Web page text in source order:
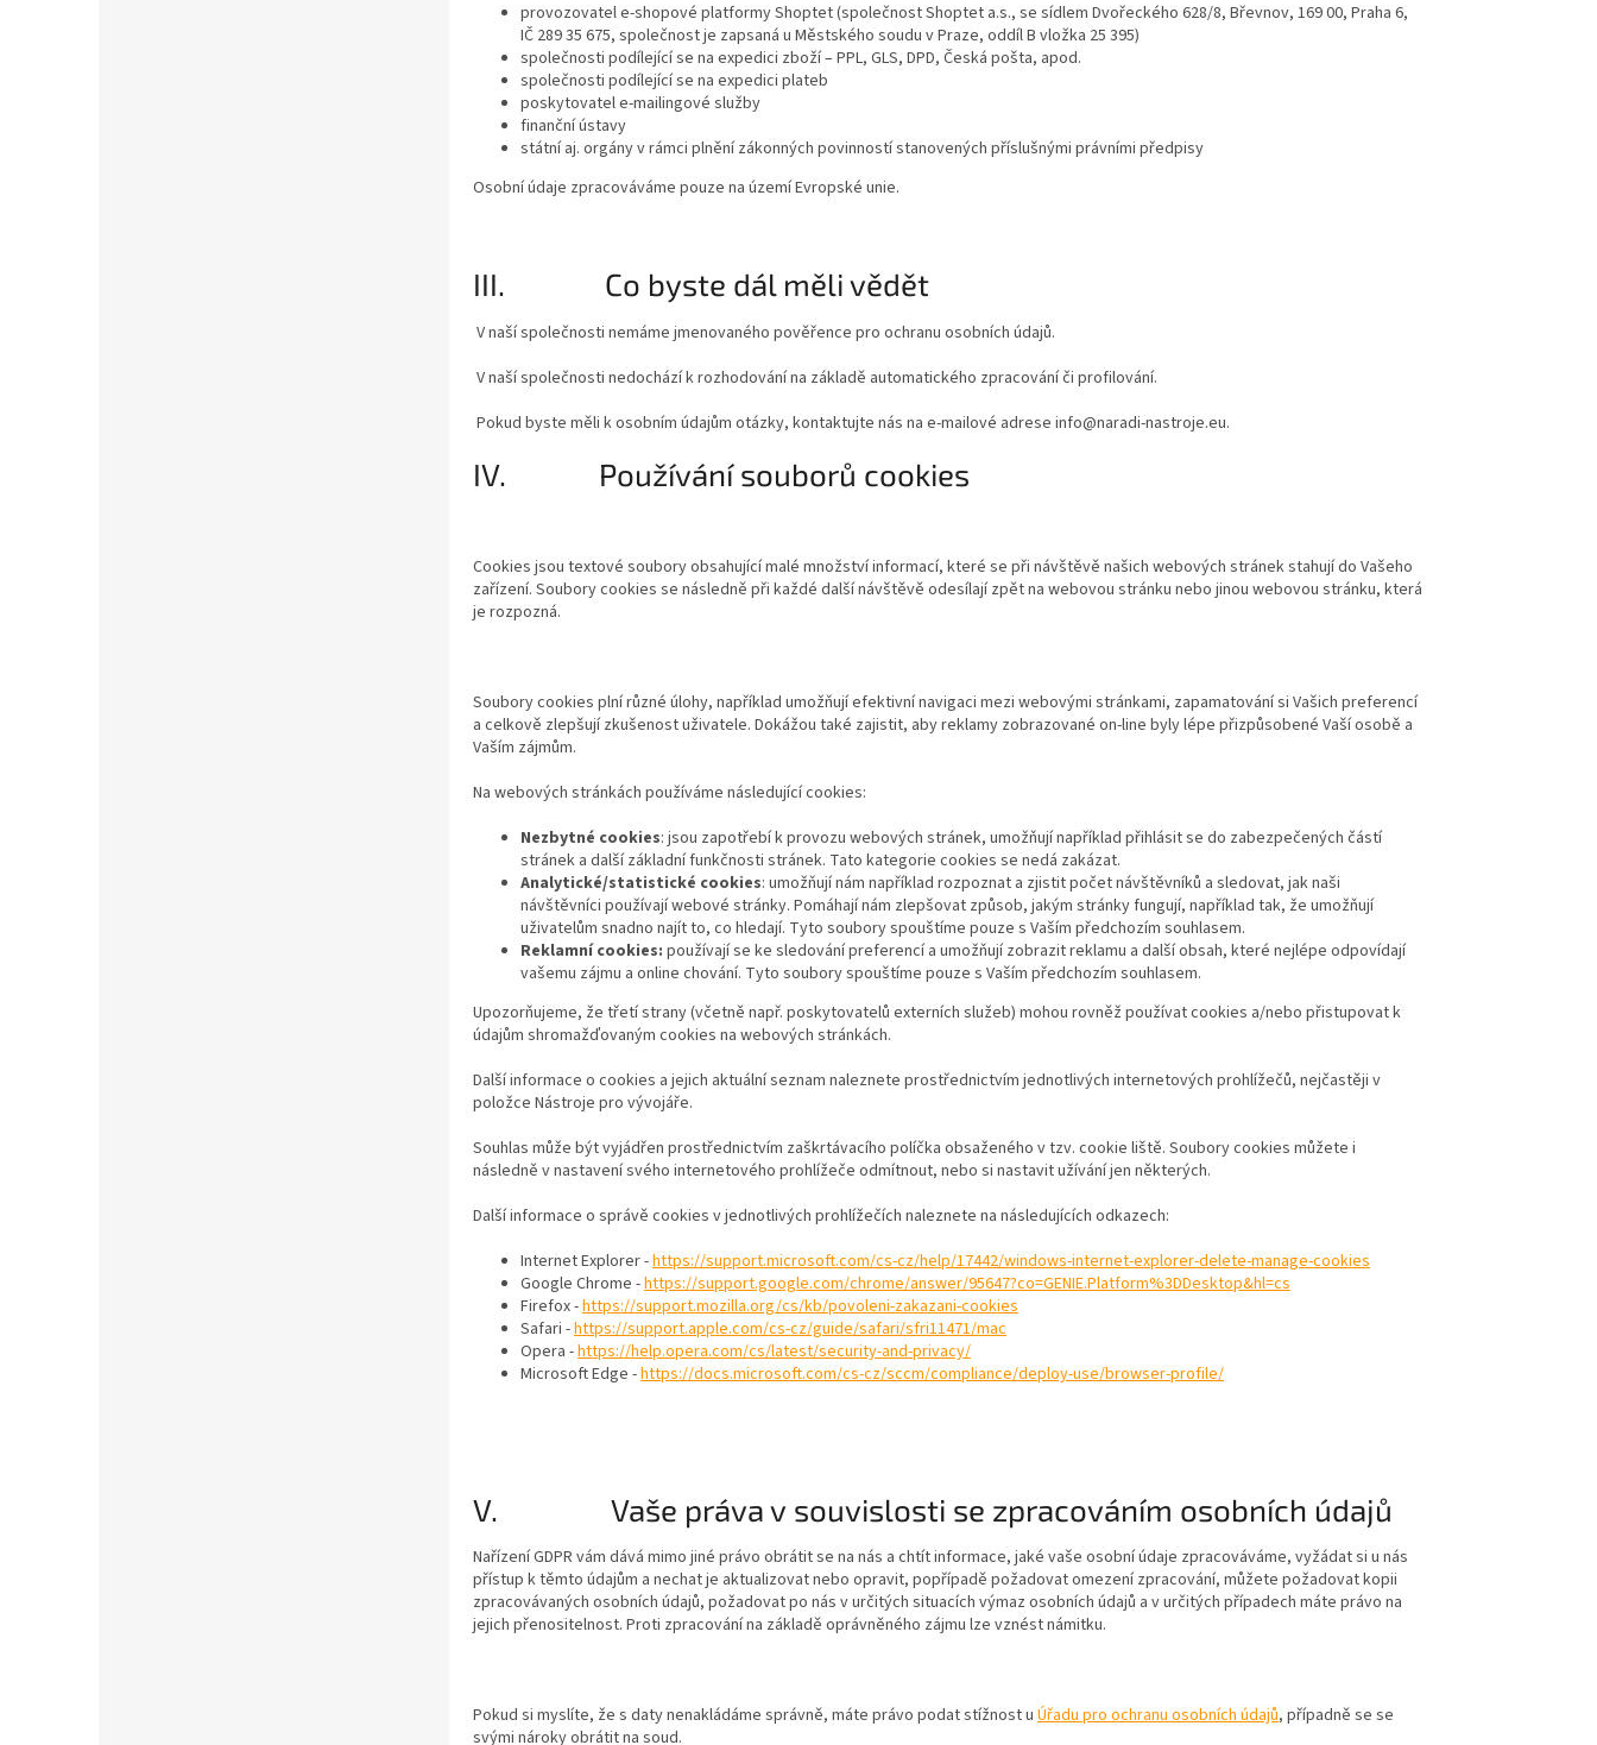
provozovatel e-shopové platformy Shoptet (společnost Shoptet a.s., se sídlem Dvořeckého 628/8, Břevnov, 169 00, Praha 6,
IČ 289 35 675, společnost je zapsaná u Městského soudu v Praze, oddíl B vložka 25 395)
společnosti podílející se na expedici zboží – PPL, GLS, DPD, Česká pošta, apod.
společnosti podílející se na expedici plateb
poskytovatel e-mailingové služby
finanční ústavy
státní aj. orgány v rámci plnění zákonných povinností stanovených příslušnými právními předpisy
Osobní údaje zpracováváme pouze na území Evropské unie.
III. Co byste dál měli vědět
V naší společnosti nemáme jmenovaného pověřence pro ochranu osobních údajů.
V naší společnosti nedochází k rozhodování na základě automatického zpracování či profilování.
Pokud byste měli k osobním údajům otázky, kontaktujte nás na e-mailové adrese info@naradi-nastroje.eu.
IV. Používání souborů cookies
Cookies jsou textové soubory obsahující malé množství informací, které se při návštěvě našich webových stránek stahují do Vašeho
zařízení. Soubory cookies se následně při každé další návštěvě odesílají zpět na webovou stránku nebo jinou webovou stránku, která
je rozpozná.
Soubory cookies plní různé úlohy, například umožňují efektivní navigaci mezi webovými stránkami, zapamatování si Vašich preferencí
a celkově zlepšují zkušenost uživatele. Dokážou také zajistit, aby reklamy zobrazované on-line byly lépe přizpůsobené Vaší osobě a
Vaším zájmům.
Na webových stránkách používáme následující cookies:
Nezbytné cookies: jsou zapotřebí k provozu webových stránek, umožňují například přihlásit se do zabezpečených částí
stránek a další základní funkčnosti stránek. Tato kategorie cookies se nedá zakázat.
Analytické/statistické cookies: umožňují nám například rozpoznat a zjistit počet návštěvníků a sledovat, jak naši
návštěvníci používají webové stránky. Pomáhají nám zlepšovat způsob, jakým stránky fungují, například tak, že umožňují
uživatelům snadno najít to, co hledají. Tyto soubory spouštíme pouze s Vaším předchozím souhlasem.
Reklamní cookies: používají se ke sledování preferencí a umožňují zobrazit reklamu a další obsah, které nejlépe odpovídají
vašemu zájmu a online chování. Tyto soubory spouštíme pouze s Vaším předchozím souhlasem.
Upozorňujeme, že třetí strany (včetně např. poskytovatelů externích služeb) mohou rovněž používat cookies a/nebo přistupovat k
údajům shromažďovaným cookies na webových stránkách.
Další informace o cookies a jejich aktuální seznam naleznete prostřednictvím jednotlivých internetových prohlížečů, nejčastěji v
položce Nástroje pro vývojáře.
Souhlas může být vyjádřen prostřednictvím zaškrtávacího políčka obsaženého v tzv. cookie liště. Soubory cookies můžete i
následně v nastavení svého internetového prohlížeče odmítnout, nebo si nastavit užívání jen některých.
Další informace o správě cookies v jednotlivých prohlížečích naleznete na následujících odkazech:
Internet Explorer -https://support.microsoft.com/cs-cz/help/17442/windows-internet-explorer-delete-manage-cookies
Google Chrome -https://support.google.com/chrome/answer/95647?co=GENIE.Platform%3DDesktop&hl=cs
Firefox -https://support.mozilla.org/cs/kb/povoleni-zakazani-cookies
Safari -https://support.apple.com/cs-cz/guide/safari/sfri11471/mac
Opera -https://help.opera.com/cs/latest/security-and-privacy/
Microsoft Edge -https://docs.microsoft.com/cs-cz/sccm/compliance/deploy-use/browser-profile/
V. Vaše práva v souvislosti se zpracováním osobních údajů
Nařízení GDPR vám dává mimo jiné právo obrátit se na nás a chtít informace, jaké vaše osobní údaje zpracováváme, vyžádat si u nás
přístup k těmto údajům a nechat je aktualizovat nebo opravit, popřípadě požadovat omezení zpracování, můžete požadovat kopii
zpracovávaných osobních údajů, požadovat po nás v určitých situacích výmaz osobních údajů a v určitých případech máte právo na
jejich přenositelnost. Proti zpracování na základě oprávněného zájmu lze vznést námitku.
Pokud si myslíte, že s daty nenakládáme správně, máte právo podat stížnost u Úřadu pro ochranu osobních údajů, případně se se
svými nároky obrátit na soud.